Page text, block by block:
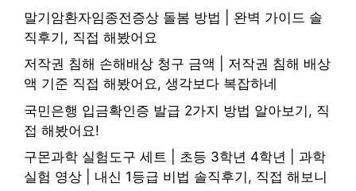
말기암환자임종전증상 돌봄 방법 | 완벽 가이드 솔
직후기, 직접 해봤어요
저작권 침해 손해배상 청구 금액 | 저작권 침해 배상
액 기준 직접 해봤어요, 생각보다 복잡하네
국민은행 입금확인증 발급 2가지 방법 알아보기, 직
접 해봤어요!
구몬과학 실험도구 세트 | 초등 3학년 4학년 | 과학
실험 영상 | 내신 1등급 비법 솔직후기, 직접 해보니